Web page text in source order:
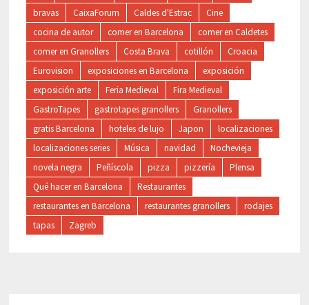
bravas CaixaForum Caldes d'Estrac
Cine
cocina de autor
comer en Barcelona
comer en Caldetes
comer en Granollers
Costa Brava cotillón
Croacia
Eurovision
exposiciones en Barcelona
exposición
exposición arte
Feria Medieval
Fira Medieval
GastroTapes
gastrotapes granollers
Granollers
gratis Barcelona
hoteles de lujo Japon
localizaciones
localizaciones series
Música navidad
Nochevieja
novela negra
Peñíscola pizza pizzería
Plensa
Qué hacer en Barcelona
Restaurantes
restaurantes en Barcelona
restaurantes granollers
rodajes
tapas
Zagreb